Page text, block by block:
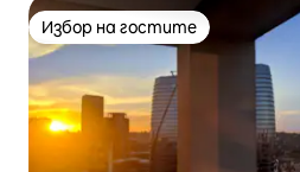
Избор на гостите
Избор на гостите